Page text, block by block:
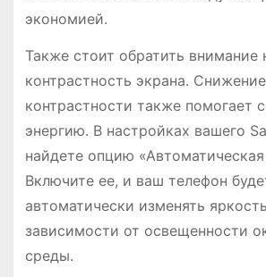
экономией.
Также стоит обратить внимание
контрастность экрана. Снижение
контрастности также помогает
энергию. В настройках вашего
найдете опцию
Включите ее, и ваш телефон
автоматически изменять
зависимости от освещенности
среды.